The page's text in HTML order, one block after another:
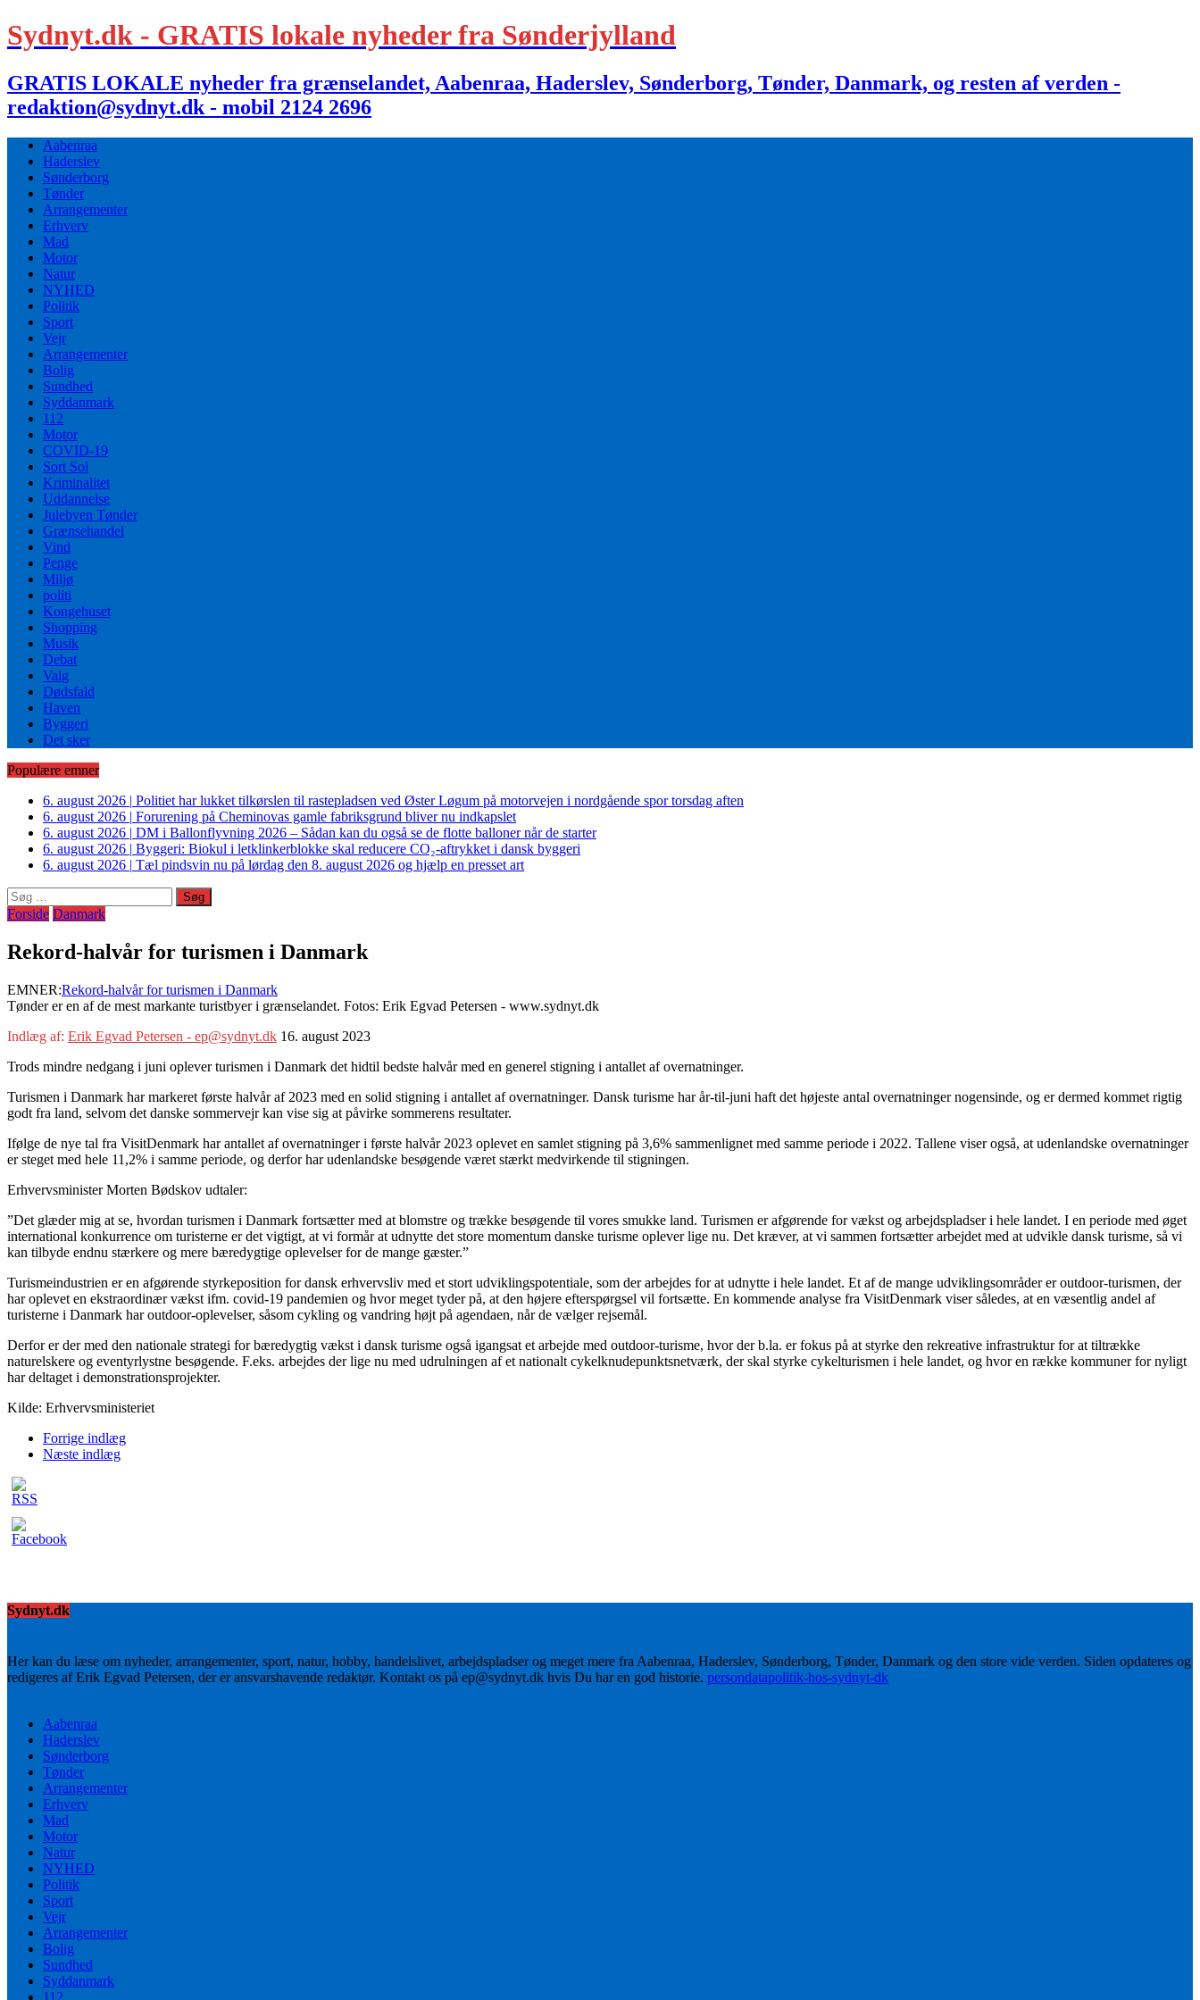
Sydnyt.dk - GRATIS lokale nyheder fra Sønderjylland
GRATIS LOKALE nyheder fra grænselandet, Aabenraa, Haderslev, Sønderborg, Tønder, Danmark, og resten af verden -
redaktion@sydnyt.dk - mobil 2124 2696
Aabenraa
Haderslev
Sønderborg
Tønder
Arrangementer
Erhverv
Mad
Motor
Natur
NYHED
Politik
Sport
Vejr
Arrangementer
Bolig
Sundhed
Syddanmark
112
Motor
COVID-19
Sort Sol
Kriminalitet
Uddannelse
Julebyen Tønder
Grænsehandel
Vind
Penge
Miljø
politi
Kongehuset
Shopping
Musik
Debat
Valg
Dødsfald
Haven
Byggeri
Det sker
Populære emner
6. august 2026 | Politiet har lukket tilkørslen til rastepladsen ved Øster Løgum på motorvejen i nordgående spor torsdag aften
6. august 2026 | Forurening på Cheminovas gamle fabriksgrund bliver nu indkapslet
6. august 2026 | DM i Ballonflyvning 2026 – Sådan kan du også se de flotte balloner når de starter
6. august 2026 | Byggeri: Biokul i letklinkerblokke skal reducere CO₂-aftrykket i dansk byggeri
6. august 2026 | Tæl pindsvin nu på lørdag den 8. august 2026 og hjælp en presset art
Søg
efter:
Forside Danmark
Rekord-halvår for turismen i Danmark
EMNER:Rekord-halvår for turismen i Danmark
Tønder er en af de mest markante turistbyer i grænselandet. Fotos: Erik Egvad Petersen - www.sydnyt.dk
Indlæg af: Erik Egvad Petersen - ep@sydnyt.dk 16. august 2023
Trods mindre nedgang i juni oplever turismen i Danmark det hidtil bedste halvår med en generel stigning i antallet af overnatninger.
Turismen i Danmark har markeret første halvår af 2023 med en solid stigning i antallet af overnatninger. Dansk turisme har år-til-juni haft det højeste antal overnatninger nogensinde, og er dermed kommet rigtig
godt fra land, selvom det danske sommervejr kan vise sig at påvirke sommerens resultater.
Ifølge de nye tal fra VisitDenmark har antallet af overnatninger i første halvår 2023 oplevet en samlet stigning på 3,6% sammenlignet med samme periode i 2022. Tallene viser også, at udenlandske overnatninger
er steget med hele 11,2% i samme periode, og derfor har udenlandske besøgende været stærkt medvirkende til stigningen.
Erhvervsminister Morten Bødskov udtaler:
”Det glæder mig at se, hvordan turismen i Danmark fortsætter med at blomstre og trække besøgende til vores smukke land. Turismen er afgørende for vækst og arbejdspladser i hele landet. I en periode med øget
international konkurrence om turisterne er det vigtigt, at vi formår at udnytte det store momentum danske turisme oplever lige nu. Det kræver, at vi sammen fortsætter arbejdet med at udvikle dansk turisme, så vi
kan tilbyde endnu stærkere og mere bæredygtige oplevelser for de mange gæster.”
Turismeindustrien er en afgørende styrkeposition for dansk erhvervsliv med et stort udviklingspotentiale, som der arbejdes for at udnytte i hele landet. Et af de mange udviklingsområder er outdoor-turismen, der
har oplevet en ekstraordinær vækst ifm. covid-19 pandemien og hvor meget tyder på, at den højere efterspørgsel vil fortsætte. En kommende analyse fra VisitDenmark viser således, at en væsentlig andel af
turisterne i Danmark har outdoor-oplevelser, såsom cykling og vandring højt på agendaen, når de vælger rejsemål.
Derfor er der med den nationale strategi for bæredygtig vækst i dansk turisme også igangsat et arbejde med outdoor-turisme, hvor der b.la. er fokus på at styrke den rekreative infrastruktur for at tiltrække
naturelskere og eventyrlystne besøgende. F.eks. arbejdes der lige nu med udrulningen af et nationalt cykelknudepunktsnetværk, der skal styrke cykelturismen i hele landet, og hvor en række kommuner for nyligt
har deltaget i demonstrationsprojekter.
Kilde: Erhvervsministeriet
Forrige indlæg
Næste indlæg
Sydnyt.dk
Her kan du læse om nyheder, arrangementer, sport, natur, hobby, handelslivet, arbejdspladser og meget mere fra Aabenraa, Haderslev, Sønderborg, Tønder, Danmark og den store vide verden. Siden opdateres og
redigeres af Erik Egvad Petersen, der er ansvarshavende redaktør. Kontakt os på ep@sydnyt.dk hvis Du har en god historie. persondatapolitik-hos-sydnyt-dk
Aabenraa
Haderslev
Sønderborg
Tønder
Arrangementer
Erhverv
Mad
Motor
Natur
NYHED
Politik
Sport
Vejr
Arrangementer
Bolig
Sundhed
Syddanmark